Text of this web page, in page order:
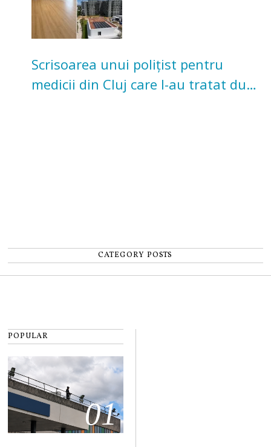
Scrisoarea unui polițist pentru
medicii din Cluj care l-au tratat după
CATEGORY POSTS
POPULAR
01